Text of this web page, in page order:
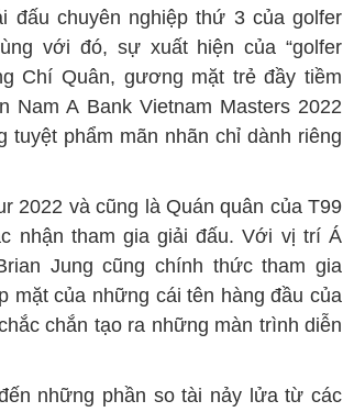
chuyên nghiệp thứ 3 của golfer
với đó, sự xuất hiện của “golfer
Chí Quân, gương mặt trẻ đầy tiềm
Nam A Bank Vietnam Masters 2022
phẩm mãn nhãn chỉ dành riêng
2022 và cũng là Quán quân của T99
nhận tham gia giải đấu. Với vị trí Á
Jung cũng chính thức tham gia
mặt của những cái tên hàng đầu của
chắn tạo ra những màn trình diễn
những phần so tài nảy lửa từ các